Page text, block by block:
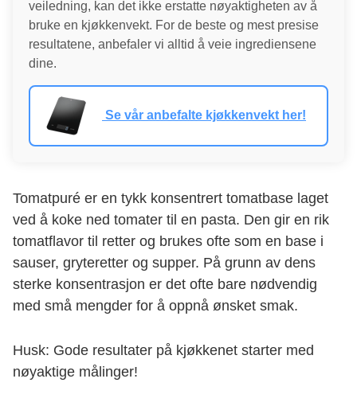
veiledning, kan det ikke erstatte nøyaktigheten av å
bruke en kjøkkenvekt. For de beste og mest presise
resultatene, anbefaler vi alltid å veie ingrediensene
dine.
Se vår anbefalte kjøkkenvekt her!
Tomatpuré er en tykk konsentrert tomatbase laget
ved å koke ned tomater til en pasta. Den gir en rik
tomatflavor til retter og brukes ofte som en base i
sauser, gryteretter og supper. På grunn av dens
sterke konsentrasjon er det ofte bare nødvendig
med små mengder for å oppnå ønsket smak.
Husk: Gode resultater på kjøkkenet starter med
nøyaktige målinger!